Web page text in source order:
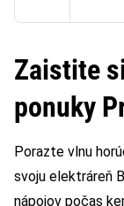
Zaistite
ponuky
Porazte vlnu
svoju elektráreň
nápojov počas